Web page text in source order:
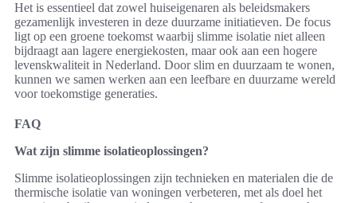
Het is essentieel dat zowel huiseigenaren als beleidsmakers
gezamenlijk investeren in deze duurzame initiatieven. De focus
ligt op een groene toekomst waarbij slimme isolatie niet alleen
bijdraagt aan lagere energiekosten, maar ook aan een hogere
levenskwaliteit in Nederland. Door slim en duurzaam te wonen,
kunnen we samen werken aan een leefbare en duurzame wereld
voor toekomstige generaties.
FAQ
Wat zijn slimme isolatieoplossingen?
Slimme isolatieoplossingen zijn technieken en materialen die de
thermische isolatie van woningen verbeteren, met als doel het